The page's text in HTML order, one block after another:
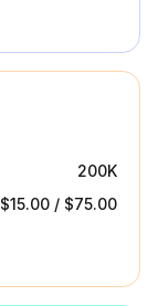
200K
$15.00 / $75.00